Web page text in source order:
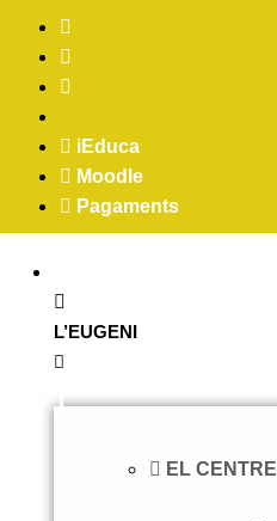
iEduca
Moodle
Pagaments
L’EUGENI
EL CENTRE